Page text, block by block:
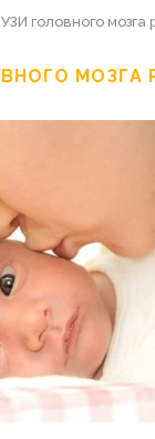
головного мозга
МОЗГА